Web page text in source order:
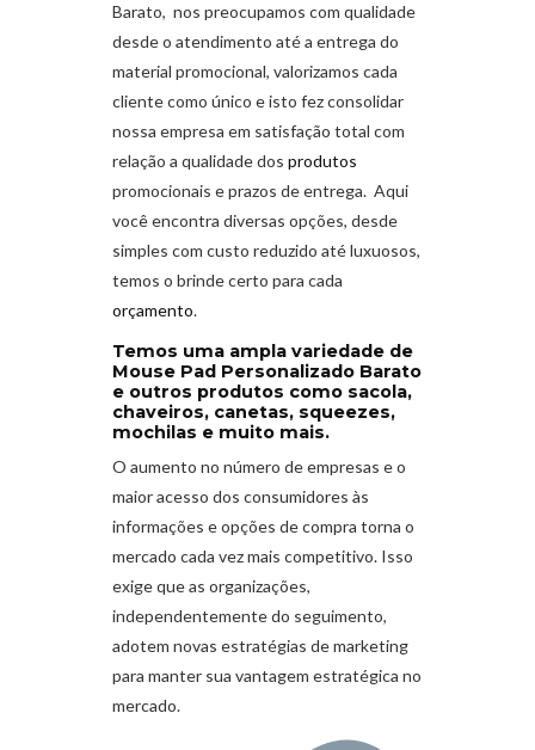
Barato, nos preocupamos com qualidade
desde o atendimento até a entrega do
material promocional, valorizamos cada
cliente como único e isto fez consolidar
nossa empresa em satisfação total com
relação a qualidade dos produtos
promocionais e prazos de entrega. Aqui
você encontra diversas opções, desde
simples com custo reduzido até luxuosos,
temos o brinde certo para cada
orçamento.
Temos uma ampla variedade de
Mouse Pad Personalizado Barato
e outros produtos como sacola,
chaveiros, canetas, squeezes,
mochilas e muito mais.
O aumento no número de empresas e o
maior acesso dos consumidores às
informações e opções de compra torna o
mercado cada vez mais competitivo. Isso
exige que as organizações,
independentemente do seguimento,
adotem novas estratégias de marketing
para manter sua vantagem estratégica no
mercado.